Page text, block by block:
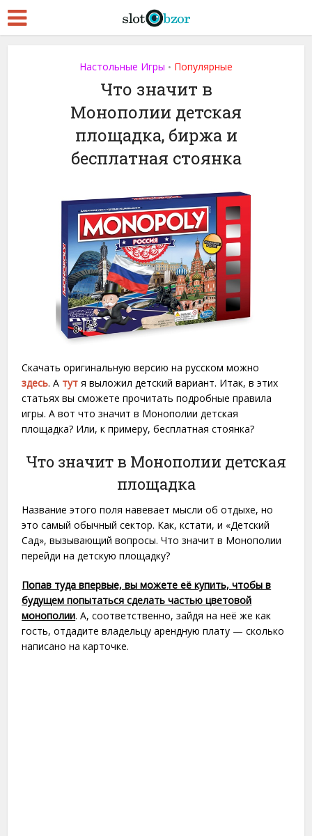
Настольные Игры • Популярные
Что значит в
Монополии детская
площадка, биржа и
бесплатная стоянка
Скачать оригинальную версию на русском можно
здесь. А тут я выложил детский вариант. Итак, в этих
статьях вы сможете прочитать подробные правила
игры. А вот что значит в Монополии детская
площадка? Или, к примеру, бесплатная стоянка?
Что значит в Монополии детская
площадка
Название этого поля навевает мысли об отдыхе, но
это самый обычный сектор. Как, кстати, и «Детский
Сад», вызывающий вопросы. Что значит в Монополии
перейди на детскую площадку?
Попав туда впервые, вы можете её купить, чтобы в
будущем попытаться сделать частью цветовой
монополии. А, соответственно, зайдя на неё же как
гость, отдадите владельцу арендную плату — сколько
написано на карточке.